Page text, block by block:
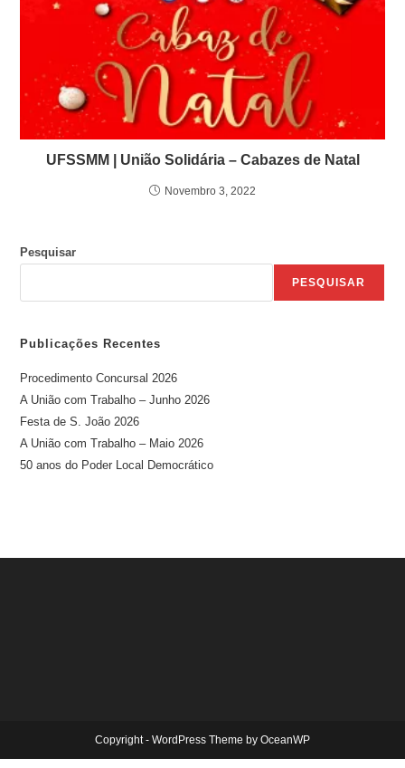
UFSSMM | União Solidária – Cabazes de Natal
Novembro 3, 2022
Pesquisar
PESQUISAR
Publicações Recentes
Procedimento Concursal 2026
A União com Trabalho – Junho 2026
Festa de S. João 2026
A União com Trabalho – Maio 2026
50 anos do Poder Local Democrático
Copyright - WordPress Theme by OceanWP